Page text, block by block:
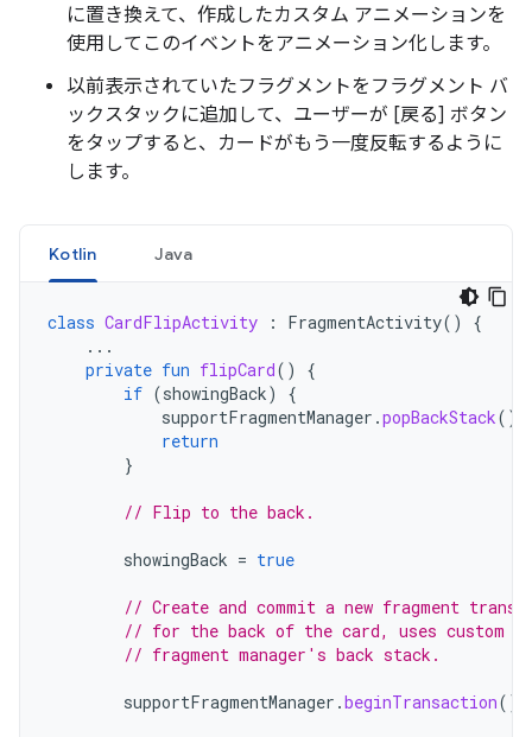
に置き換えて、作成したカスタム アニメーションを
使用してこのイベントをアニメーション化します。
以前表示されていたフラグメントをフラグメント バ
ックスタックに追加して、ユーザーが [戻る] ボタン
をタップすると、カードがもう一度反転するように
します。
Kotlin Java
class CardFlipActivity : FragmentActivity()
{
...
private fun flipCard()
{
if (showingBack)
{
supportFragmentManager .popBackStack()
return
}
// Flip to the back.
showingBack = true
// Create and commit a new fragment
// for the back of the card, uses custom
// fragment manager's back stack.
supportFragmentManager .beginTransaction()